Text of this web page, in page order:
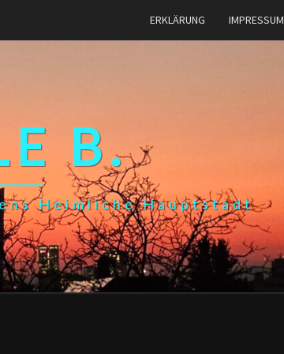
ERKLÄRUNG IMPRESSUM
B.
Heimliche Hauptstadt